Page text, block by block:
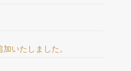
いたしました。